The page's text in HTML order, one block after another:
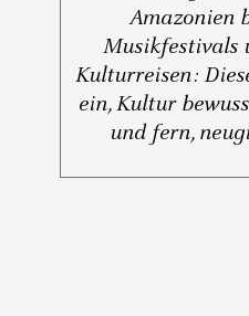
Amazonien
Musikfestivals
Kulturreisen:
ein, Kultur
und fern,